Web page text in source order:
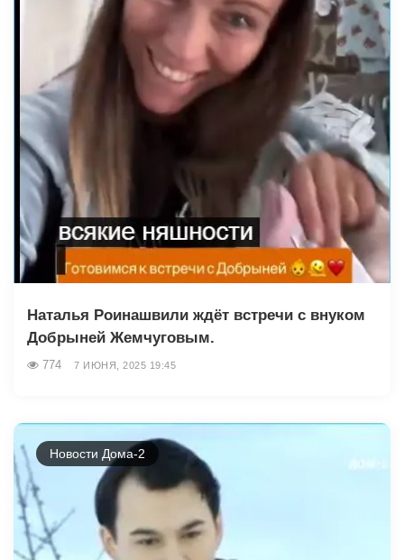
Наталья Роинашвили ждёт встречи с внуком
Добрыней Жемчуговым.
774 7 ИЮНЯ, 2025 19:45
Новости Дома-2